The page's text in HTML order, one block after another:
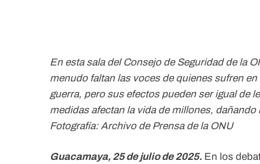
En esta sala del Consejo de Seguridad de la
menudo faltan las voces de quienes sufren
guerra, pero sus efectos pueden ser igual de
medidas afectan la vida de millones,
Fotografía: Archivo de Prensa de la ONU
Guacamaya, 25 de julio de 2025. En los